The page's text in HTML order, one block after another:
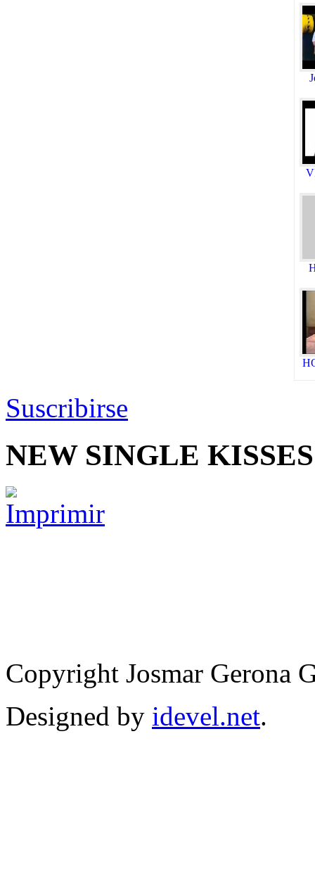
Suscribirse
NEW SINGLE KISSES
Copyright Josmar Gerona
Designed by idevel.net.